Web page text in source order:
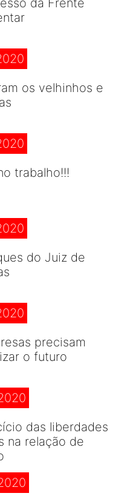
os velhinhos e
trabalho!!!
do Juiz de
precisam
o futuro
das liberdades
na relação de